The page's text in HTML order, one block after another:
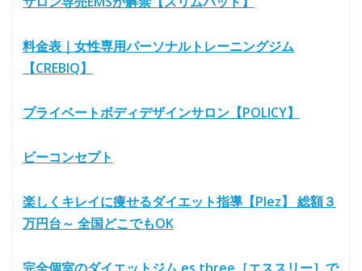
料金表｜女性専用パーソナルトレーニングジム
【CREBIQ】
プライベートボディデザインサロン【POLICY】
ビーコンセプト
楽しくキレイに痩せるダイエット指導【Plez】 総額３
万円台～ 全国どこでもOK